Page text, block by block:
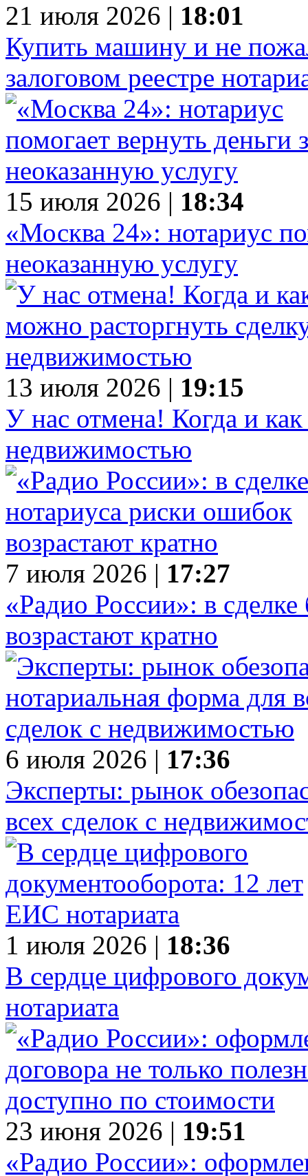
21 июля 2026 | 18:01
Купить машину и не
залоговом реестре
15 июля 2026 | 18:34
«Москва 24»: нотариус
неоказанную услугу
13 июля 2026 | 19:15
У нас отмена! Когда и
недвижимостью
7 июля 2026 | 17:27
«Радио России»: в
возрастают кратно
6 июля 2026 | 17:36
Эксперты: рынок
всех сделок с
1 июля 2026 | 18:36
В сердце цифрового
нотариата
23 июня 2026 | 19:51
«Радио России»: